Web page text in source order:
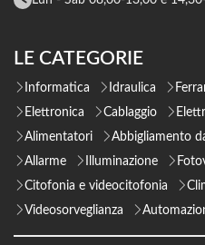
LE CATEGORIE
Informatica Idraulica
Elettronica
Cablaggio
Alimentatori
Abbigliamento
Allarme
Illuminazione
Citofonia e videocitofonia
Videosorveglianza